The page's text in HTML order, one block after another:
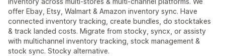
offer Ebay, Etsy, Walmart & Amazon inventory sync. Have
connected inventory tracking, create bundles, do stocktakes
& track landed costs. Migrate from stocky, syncx, or assisty
with multichannel inventory tracking, stock management &
stock sync. Stocky alternative.